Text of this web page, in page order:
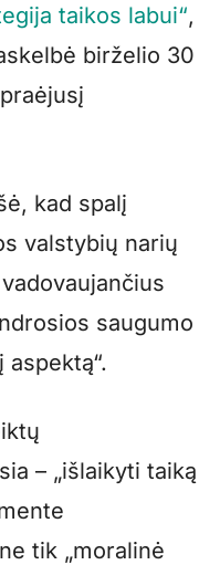
taikos labui“,
birželio 30
kad spalį
valstybių narių
saugumo
– „išlaikyti taiką
tik „moralinė